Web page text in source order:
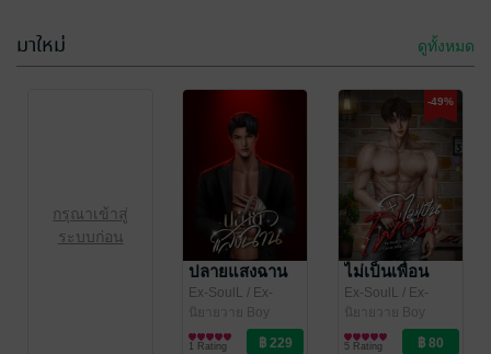
มาใหม่ ดูทั้งหมด
กรุณาเข้าสู่
ระบบก่อน
ปลายแสงฉาน
Ex-SoulL / Ex-
SoulL/โซแอล
นิยายวาย Boy
Love / Yaoi
1 Rating
-49%
ไม่เป็นเพื่อน
Ex-SoulL / Ex-
SoulL/โซแอล
นิยายวาย Boy
Love / Yaoi
5 Rating